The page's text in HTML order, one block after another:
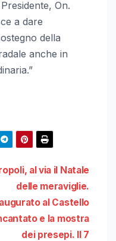
On.
a dare
della
anche in
al via il Natale
delle meraviglie.
al Castello
e la mostra
dei presepi. Il 7